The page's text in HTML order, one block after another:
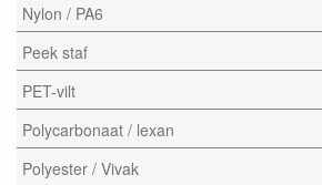
Nylon / PA6
Peek staf
PET-vilt
Polycarbonaat / lexan
Polyester / Vivak